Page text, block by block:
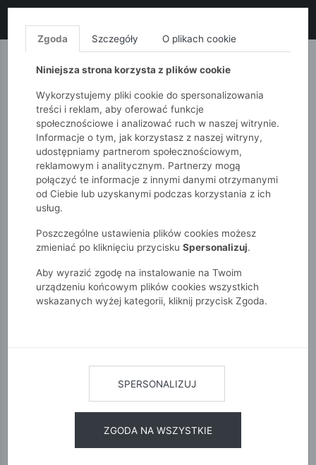
MONNARI QUIOSQUE
51015kids
Dziewczynki 7-12 lat
Koszulka w granatowe paski
Zgoda Szczegóły O plikach cookie
Niniejsza strona korzysta z plików cookie
Wykorzystujemy pliki cookie do spersonalizowania
treści i reklam, aby oferować funkcje
społecznościowe i analizować ruch w naszej witrynie.
Informacje o tym, jak korzystasz z naszej witryny,
udostępniamy partnerom społecznościowym,
reklamowym i analitycznym. Partnerzy mogą
połączyć te informacje z innymi danymi otrzymanymi
od Ciebie lub uzyskanymi podczas korzystania z ich
usług.
Poszczególne ustawienia plików cookies możesz
zmieniać po kliknięciu przycisku Spersonalizuj.
Aby wyrazić zgodę na instalowanie na Twoim
urządzeniu końcowym plików cookies wszystkich
wskazanych wyżej kategorii, kliknij przycisk Zgoda.
SPERSONALIZUJ
ZGODA NA WSZYSTKIE